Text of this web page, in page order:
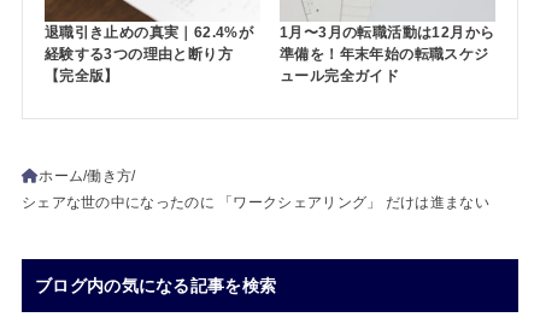
退職引き止めの真実｜62.4%が
経験する3つの理由と断り方
【完全版】
1月〜3月の転職活動は12月から
準備を！年末年始の転職スケジ
ュール完全ガイド
ホーム 働き方
シェアな世の中になったのに 「ワークシェアリング」 だけは進まない
ブログ内の気になる記事を検索